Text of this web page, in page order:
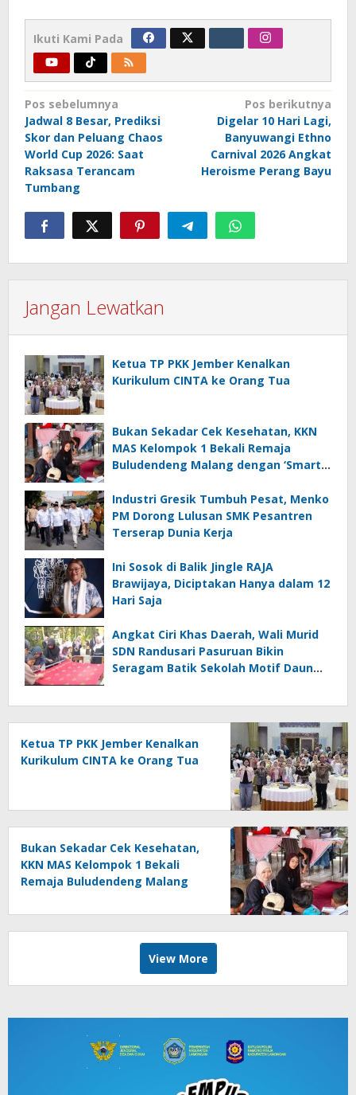
Ikuti Kami Pada
Navigasi
pos
Pos sebelumnya
Jadwal 8 Besar, Prediksi
Skor dan Peluang Chaos
World Cup 2026: Saat
Raksasa Terancam
Tumbang
Pos berikutnya
Digelar 10 Hari Lagi,
Banyuwangi Ethno
Carnival 2026 Angkat
Heroisme Perang Bayu
Jangan Lewatkan
Ketua TP PKK Jember Kenalkan
Kurikulum CINTA ke Orang Tua
Bukan Sekadar Cek Kesehatan, KKN
MAS Kelompok 1 Bekali Remaja
Buludendeng Malang dengan ‘Smart
Industri Gresik Tumbuh Pesat, Menko
PM Dorong Lulusan SMK Pesantren
Terserap Dunia Kerja
Ini Sosok di Balik Jingle RAJA
Brawijaya, Diciptakan Hanya dalam 12
Hari Saja
Angkat Ciri Khas Daerah, Wali Murid
SDN Randusari Pasuruan Bikin
Seragam Batik Sekolah Motif Daun
Ketua TP PKK Jember Kenalkan
Kurikulum CINTA ke Orang Tua
Bukan Sekadar Cek Kesehatan,
KKN MAS Kelompok 1 Bekali
Remaja Buludendeng Malang
Future’
View More